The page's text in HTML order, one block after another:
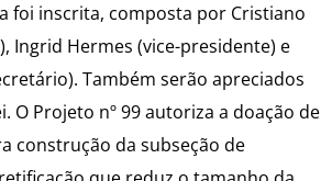
foi inscrita, composta por Cristiano
Ingrid Hermes (vice-presidente) e
Também serão apreciados
O Projeto nº 99 autoriza a doação de
construção da subseção de